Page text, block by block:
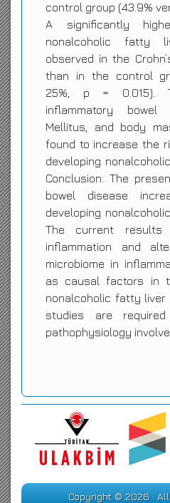
control group (43.9%
A significantly
nonalcoholic fatty
observed in the
than in the control
25%, p = 0.015).
inflammatory bowel
Mellitus, and body
found to increase the
developing
Conclusion: The
bowel disease
developing
The current results
inflammation and
microbiome in
as causal factors in
nonalcoholic fatty
studies are
pathophysiology
Copyright © 2026 ·